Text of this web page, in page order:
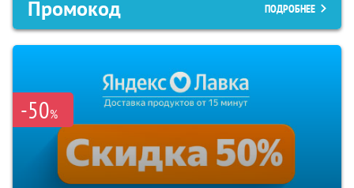
Промокод ПОДРОБНЕЕ
-50%